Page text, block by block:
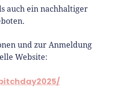
auch ein nachhaltiger
und zur Anmeldung
Website: